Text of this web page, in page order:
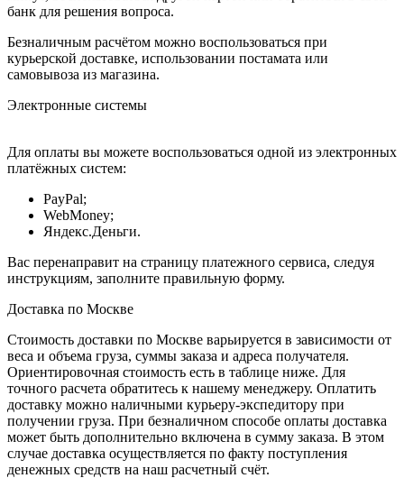
банк для решения вопроса.
Безналичным расчётом можно воспользоваться при
курьерской доставке, использовании постамата или
самовывоза из магазина.
Электронные системы
Для оплаты вы можете воспользоваться одной из электронных
платёжных систем:
PayPal;
WebMoney;
Яндекс.Деньги.
Вас перенаправит на страницу платежного сервиса, следуя
инструкциям, заполните правильную форму.
Доставка по Москве
Стоимость доставки по Москве варьируется в зависимости от
веса и объема груза, суммы заказа и адреса получателя.
Ориентировочная стоимость есть в таблице ниже. Для
точного расчета обратитесь к нашему менеджеру. Оплатить
доставку можно наличными курьеру-экспедитору при
получении груза. При безналичном способе оплаты доставка
может быть дополнительно включена в сумму заказа. В этом
случае доставка осуществляется по факту поступления
денежных средств на наш расчетный счёт.